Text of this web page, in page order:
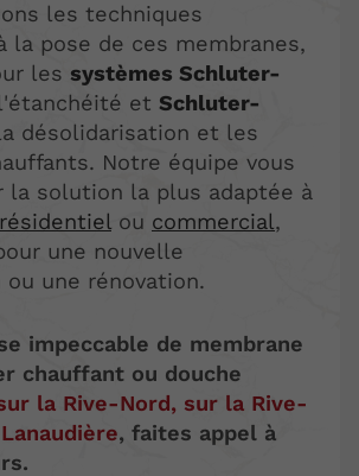
les techniques
la pose de ces membranes,
les systèmes Schluter-
et Schluter-
désolidarisation et les
Notre équipe vous
la solution la plus adaptée à
résidentiel ou commercial,
une nouvelle
une rénovation.
impeccable de membrane
chauffant ou douche
la Rive-Nord, sur la Rive-
, faites appel à